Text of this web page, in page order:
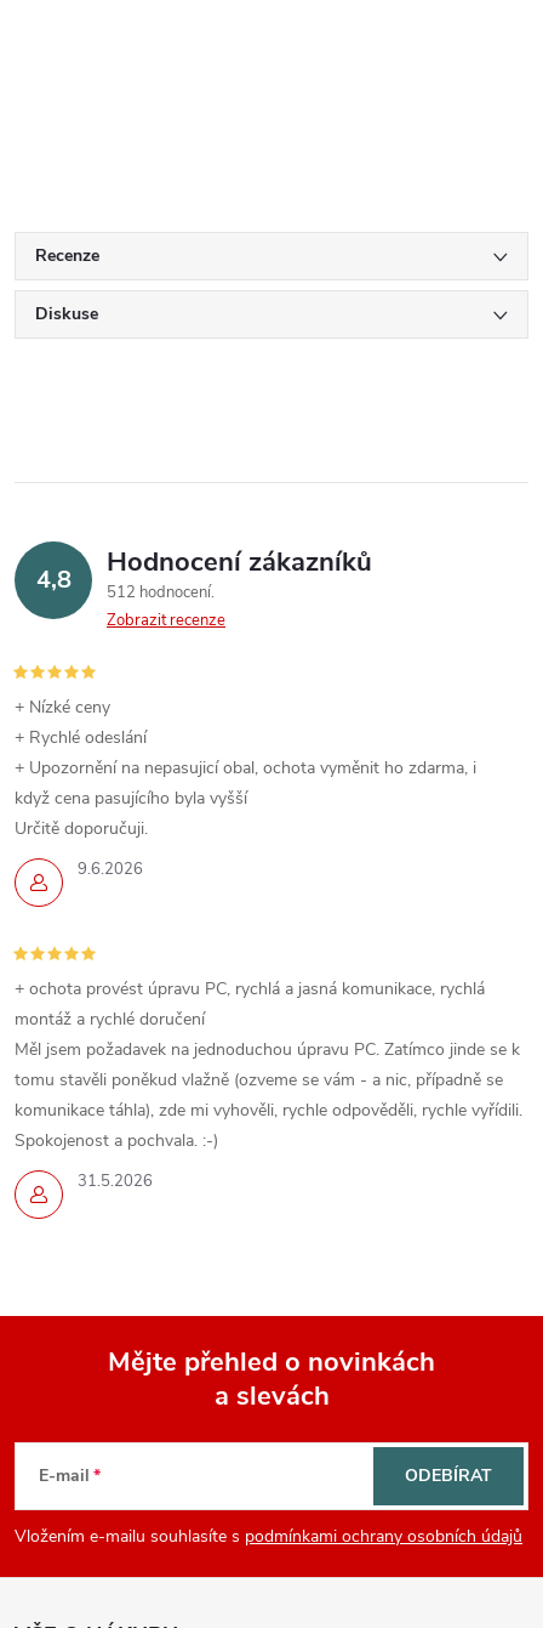
Recenze
Diskuse
4,8 Hodnocení zákazníků
512 hodnocení
Zobrazit recenze
9.6.2026
+ Nízké ceny
+ Rychlé odeslání
+ Upozornění na nepasujicí obal, ochota vyměnit ho zdarma, i
když cena pasujícího byla vyšší
Určitě doporučuji.
31.5.2026
+ ochota provést úpravu PC, rychlá a jasná komunikace, rychlá
montáž a rychlé doručení
Měl jsem požadavek na jednoduchou úpravu PC. Zatímco jinde se k
tomu stavěli poněkud vlažně (ozveme se vám - a nic, případně se
komunikace táhla), zde mi vyhověli, rychle odpověděli, rychle vyřídili.
Spokojenost a pochvala. :-)
p
a
Mějte přehled o novinkách
a slevách
E-mail
Vložením e-mailu souhlasíte s podmínkami ochrany osobních údajů
ODEBÍRAT